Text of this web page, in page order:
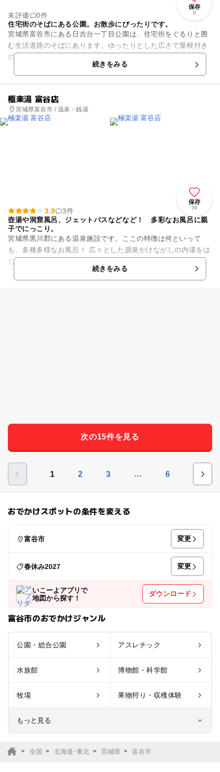
保存
0
未評価
0件
住宅街のそばにある公園。お散歩にぴったりです。
宮城県富谷市にある日吉台一丁目公園は、住宅街をぐるりと囲
む生活道路のそばにあります。ゆったりとした広さで屋根付き
の休憩所やベンチもあり、小さいお子さんものびのびとあんよ
やかけっこが楽しめます。ウ...続きをみる
極楽湯 富谷店
宮城県富谷市 / 温泉・銭湯
保存
39
3.8
3件
壺湯や洞窟風呂、ジェットバスなどなど！ 多彩なお風呂に親
子でにっこり。
宮城県黒川郡にある温泉施設です。ここの特徴は何といって
も、多種多様なお風呂！ 広々とした源泉かけながしの内湯をは
じめ、ぬる湯、数種類のジェットバス、サウナや岩風呂、洞窟
風呂に寝ころび湯、壺湯な...続きをみる
次の15件を見る
1 2 3 … 6
おでかけスポットの条件を変える
富谷市 変更
春休み2027 変更
いこーよアプリで
地図から探す！
ダウンロード
富谷市のおでかけジャンル
公園・総合公園 アスレチック
水族館 博物館・科学館
牧場 果物狩り・収穫体験
もっと見る
全国 北海道･東北 宮城県 富谷市